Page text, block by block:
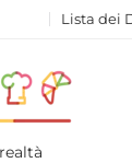
Lista dei